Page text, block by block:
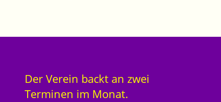
Der Verein backt an zwei
Terminen im Monat.